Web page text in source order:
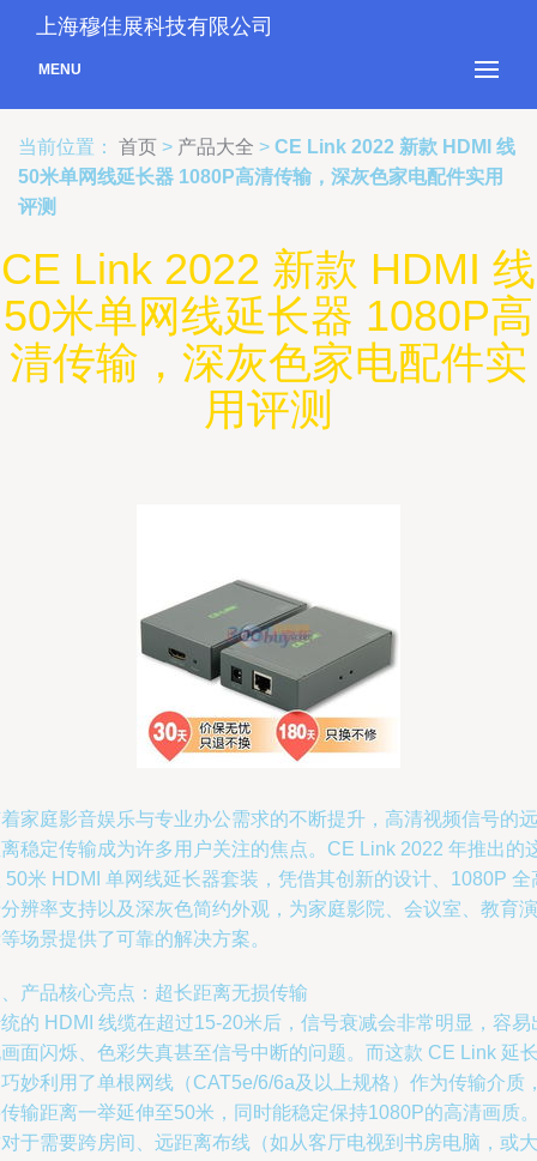
上海穆佳展科技有限公司
MENU
当前位置： 首页 > 产品大全 > CE Link 2022 新款 HDMI 线
50米单网线延长器 1080P高清传输，深灰色家电配件实用
评测
CE Link 2022 新款 HDMI 线
50米单网线延长器 1080P高
清传输，深灰色家电配件实
用评测
家庭影音娱乐与专业办公需求的不断提升，高清视频信号的远
稳定传输成为许多用户关注的焦点。CE Link 2022 年推出的
50米 HDMI 单网线延长器套装，凭借其创新的设计、1080P 全
辨率支持以及深灰色简约外观，为家庭影院、会议室、教育演
场景提供了可靠的解决方案。
产品核心亮点：超长距离无损传输
的 HDMI 线缆在超过15-20米后，信号衰减会非常明显，容易
面闪烁、色彩失真甚至信号中断的问题。而这款 CE Link 延
妙利用了单根网线（CAT5e/6/6a及以上规格）作为传输介质
输距离一举延伸至50米，同时能稳定保持1080P的高清画质
于需要跨房间、远距离布线（如从客厅电视到书房电脑，或大